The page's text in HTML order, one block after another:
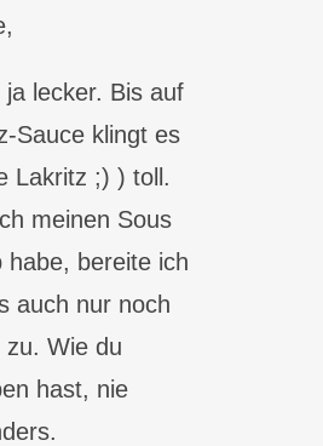
ja lecker. Bis auf
Sauce klingt es
Lakritz ;) ) toll.
meinen Sous
habe, bereite ich
auch nur noch
zu. Wie du
hast, nie